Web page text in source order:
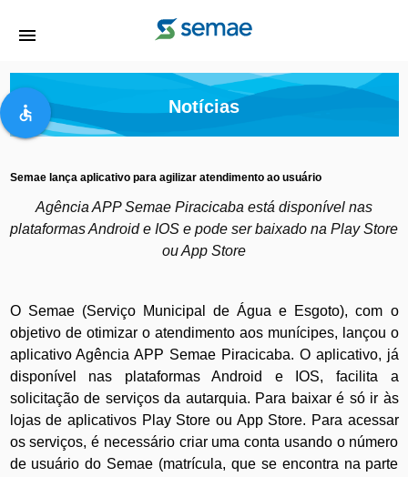
menu
accessible Notícias
Semae lança aplicativo para agilizar atendimento ao usuário
Agência APP Semae Piracicaba está disponível nas
plataformas Android e IOS e pode ser baixado na Play Store
ou App Store
O Semae (Serviço Municipal de Água e Esgoto), com o
objetivo de otimizar o atendimento aos munícipes, lançou o
aplicativo Agência APP Semae Piracicaba. O aplicativo, já
disponível nas plataformas Android e IOS, facilita a
solicitação de serviços da autarquia. Para baixar é só ir às
lojas de aplicativos Play Store ou App Store. Para acessar
os serviços, é necessário criar uma conta usando o número
de usuário do Semae (matrícula, que se encontra na parte